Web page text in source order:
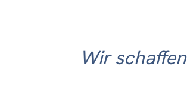
Wir